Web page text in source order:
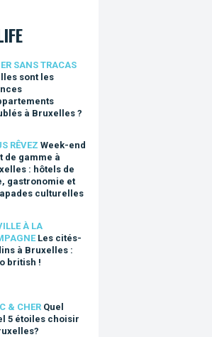
SANS TRACAS
sont les
à Bruxelles ?
meublés à Bruxelles ?
RÊVEZ Week-end
de gamme à
: hôtels de
gastronomie et
culturelles
à Bruxelles : hôtels de luxe, gastronomie
À LA
Les cités-
à Bruxelles :
british !
: sooo british !
& CHER Quel
5 étoiles choisir
à Bruxelles?